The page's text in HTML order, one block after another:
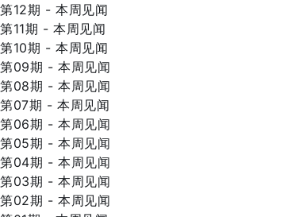
第12期 - 本周见闻
第11期 - 本周见闻
第10期 - 本周见闻
第09期 - 本周见闻
第08期 - 本周见闻
第07期 - 本周见闻
第06期 - 本周见闻
第05期 - 本周见闻
第04期 - 本周见闻
第03期 - 本周见闻
第02期 - 本周见闻